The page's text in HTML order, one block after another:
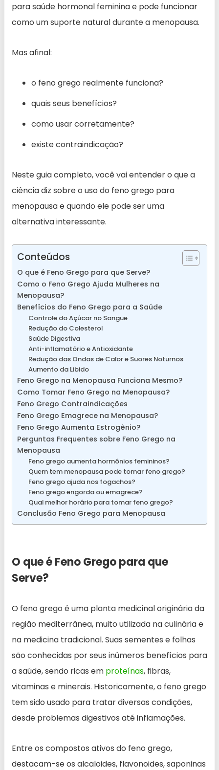
para saúde hormonal feminina e pode funcionar
como um suporte natural durante a menopausa.
Mas afinal:
o feno grego realmente funciona?
quais seus benefícios?
como usar corretamente?
existe contraindicação?
Neste guia completo, você vai entender o que a
ciência diz sobre o uso do feno grego para
menopausa e quando ele pode ser uma
alternativa interessante.
Conteúdos
O que é Feno Grego para que Serve?
Como o Feno Grego Ajuda Mulheres na
Menopausa?
Benefícios do Feno Grego para a Saúde
Controle do Açúcar no Sangue
Redução do Colesterol
Saúde Digestiva
Anti-inflamatório e Antioxidante
Redução das Ondas de Calor e Suores Noturnos
Aumento da Libido
Feno Grego na Menopausa Funciona Mesmo?
Como Tomar Feno Grego na Menopausa?
Feno Grego Contraindicações
Feno Grego Emagrece na Menopausa?
Feno Grego Aumenta Estrogênio?
Perguntas Frequentes sobre Feno Grego na
Menopausa
Feno grego aumenta hormônios femininos?
Quem tem menopausa pode tomar feno grego?
Feno grego ajuda nos fogachos?
Feno grego engorda ou emagrece?
Qual melhor horário para tomar feno grego?
Conclusão Feno Grego para Menopausa
O que é Feno Grego para que
Serve?
O feno grego é uma planta medicinal originária da
região mediterrânea, muito utilizada na culinária e
na medicina tradicional. Suas sementes e folhas
são conhecidas por seus inúmeros benefícios para
a saúde, sendo ricas em proteínas, fibras,
vitaminas e minerais. Historicamente, o feno grego
tem sido usado para tratar diversas condições,
desde problemas digestivos até inflamações.
Entre os compostos ativos do feno grego,
destacam-se os alcaloides, flavonoides, saponinas